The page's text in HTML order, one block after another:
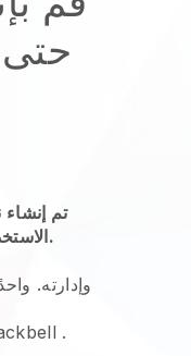
تم
الاستخدام لأي شخص تقريبًا ، ونحن على يقين من أنه يشملك.
إنشاء موقع الأعمال هندسة areospace وإدارته.
.